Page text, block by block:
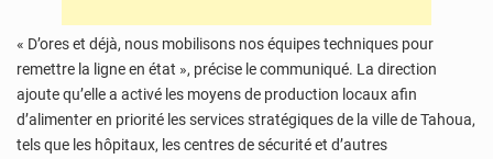
« D’ores et déjà, nous mobilisons nos équipes techniques pour
remettre la ligne en état », précise le communiqué. La direction
ajoute qu’elle a activé les moyens de production locaux afin
d’alimenter en priorité les services stratégiques de la ville de Tahoua,
tels que les hôpitaux, les centres de sécurité et d’autres